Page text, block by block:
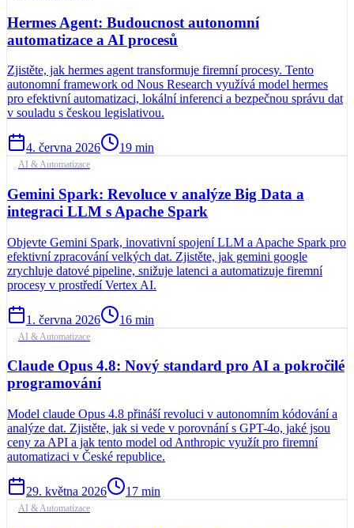
Hermes Agent: Budoucnost autonomní
automatizace a AI procesů
Zjistěte, jak hermes agent transformuje firemní procesy. Tento
autonomní framework od Nous Research využívá model hermes
pro efektivní automatizaci, lokální inferenci a bezpečnou správu dat
v souladu s českou legislativou.
4. června 2026 19 min
AI & Automatizace
Gemini Spark: Revoluce v analýze Big Data a
integraci LLM s Apache Spark
Objevte Gemini Spark, inovativní spojení LLM a Apache Spark pro
efektivní zpracování velkých dat. Zjistěte, jak gemini google
zrychluje datové pipeline, snižuje latenci a automatizuje firemní
procesy v prostředí Vertex AI.
1. června 2026 16 min
AI & Automatizace
Claude Opus 4.8: Nový standard pro AI a pokročilé
programování
Model claude Opus 4.8 přináší revoluci v autonomním kódování a
analýze dat. Zjistěte, jak si vede v porovnání s GPT-4o, jaké jsou
ceny za API a jak tento model od Anthropic využít pro firemní
automatizaci v České republice.
29. května 2026 17 min
AI & Automatizace